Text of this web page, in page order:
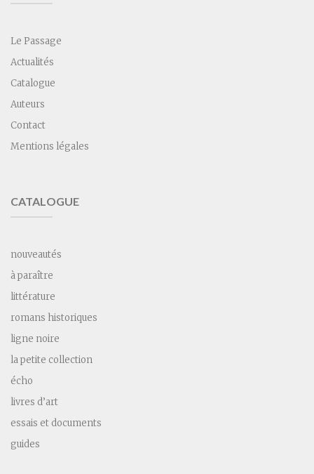
Le Passage
Actualités
Catalogue
Auteurs
Contact
Mentions légales
CATALOGUE
nouveautés
à paraître
littérature
romans historiques
ligne noire
la petite collection
écho
livres d’art
essais et documents
guides